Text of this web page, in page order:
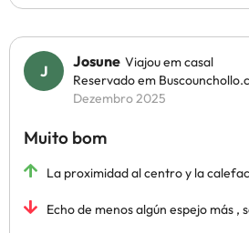
Josune Viajou em casal
Reservado em
Dezembro 2025
Muito bom
La proximidad al centro y la
Echo de menos algún espejo más ,